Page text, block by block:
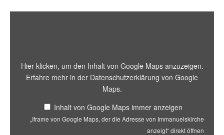
Adresse
Hier klicken, um den Inhalt von Google Maps anzuzeigen.
Erfahre mehr in der Datenschutzerklärung von Google
Maps.
Inhalt von Google Maps immer anzeigen
„Iframe von Google Maps, der die Adresse von Immanuelskirche
anzeigt“ direkt öffnen